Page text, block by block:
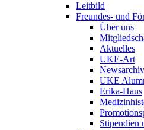
Leitbild
Freundes- und
Über uns
Aktuelles
UKE-Art
Newsarchiv
UKE
Erika-Haus
Stipendien